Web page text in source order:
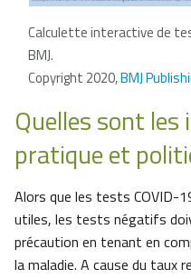
Calculette interactive de
BMJ.
Copyright 2020,BMJ
Quelles sont
pratique et
Alors que les tests COVID-
utiles, les tests négatifs
précaution en tenant en
la maladie. A cause du taux